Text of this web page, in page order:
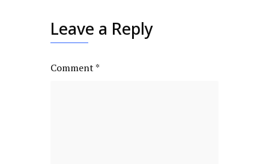
Leave a Reply
Comment*